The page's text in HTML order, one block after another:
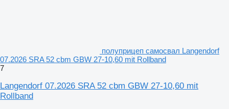
полуприцеп самосвал Langendorf
07.2026 SRA 52 cbm GBW 27-10,60 mit Rollband
7
Langendorf 07.2026 SRA 52 cbm GBW 27-10,60 mit
Rollband